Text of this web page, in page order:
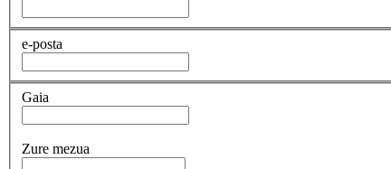
e-posta
Gaia
Zure mezua